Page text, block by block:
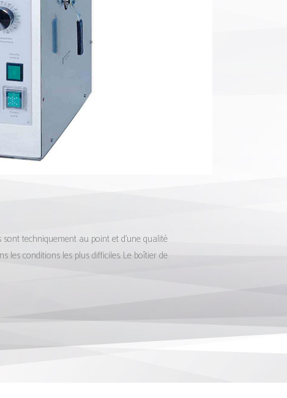
techniquement au point et d’une qualité
les conditions les plus difficiles. Le boîtier de